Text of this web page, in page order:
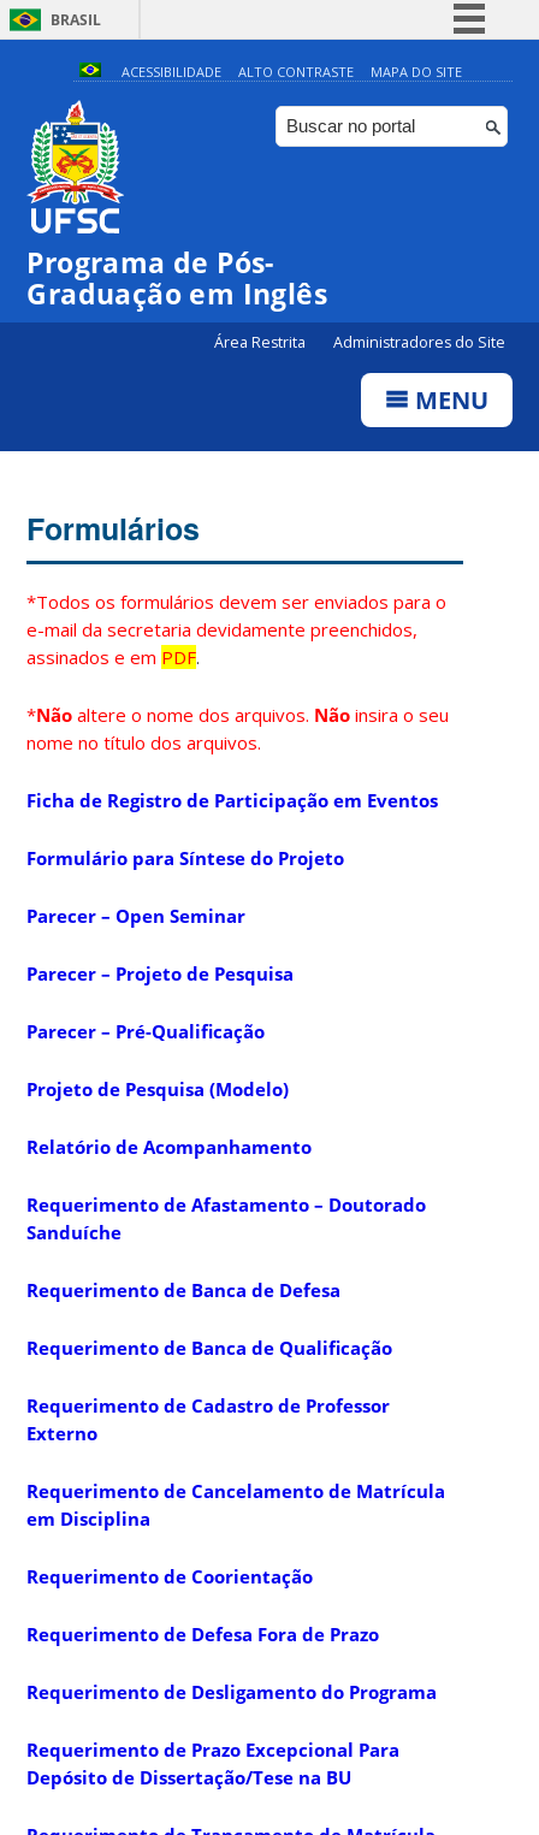
BRASIL
Simplifique!
Comunica BR
Participe
ACESSIBILIDADE ALTO CONTRASTE MAPA DO SITE
Programa de Pós-
Graduação em Inglês
Área Restrita Administradores do Site
MENU
Formulários
*Todos os formulários devem ser enviados para o
e-mail da secretaria devidamente preenchidos,
assinados e em PDF.
*Não altere o nome dos arquivos. Não insira o seu
nome no título dos arquivos.
Ficha de Registro de Participação em Eventos
Formulário para Síntese do Projeto
Parecer – Open Seminar
Parecer – Projeto de Pesquisa
Parecer – Pré-Qualificação
Projeto de Pesquisa (Modelo)
Relatório de Acompanhamento
Requerimento de Afastamento – Doutorado
Sanduíche
Requerimento de Banca de Defesa
Requerimento de Banca de Qualificação
Requerimento de Cadastro de Professor
Externo
Requerimento de Cancelamento de Matrícula
em Disciplina
Requerimento de Coorientação
Requerimento de Defesa Fora de Prazo
Requerimento de Desligamento do Programa
Requerimento de Prazo Excepcional Para
Depósito de Dissertação/Tese na BU